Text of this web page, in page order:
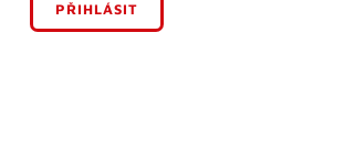
PŘIHLÁSIT